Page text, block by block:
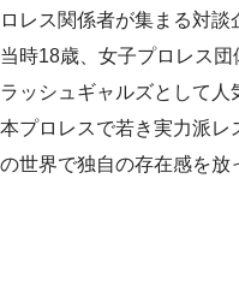
ロレス関係者が集まる対
当時18歳、女子プロレス
ラッシュギャルズとして人
本プロレスで若き実力派レ
の世界で独自の存在感を放